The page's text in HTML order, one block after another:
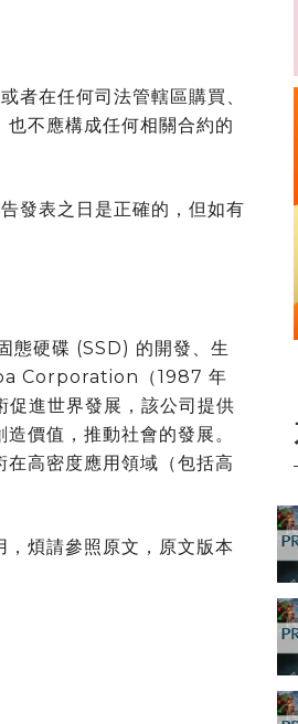
者在任何司法管轄區購買、
不應構成任何相關合約的
發表之日是正確的，但如有
態硬碟 (SSD) 的開發、生
Corporation（1987 年
進世界發展，該公司提供
價值，推動社會的發展。
高密度應用領域（包括高
煩請參照原文，原文版本